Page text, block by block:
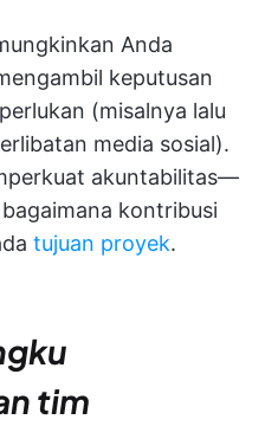
Anda
keputusan
(misalnya lalu
media sosial).
akuntabilitas—
kontribusi
tujuan proyek.
tim